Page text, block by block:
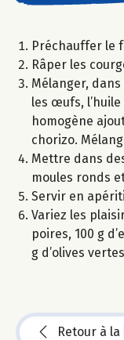
Préchauffer le
Râper les
Mélanger,
les œufs, l’huile
homogène
chorizo.
Mettre dans
moules ronds
Servir en
Variez les
poires, 100 g
g d’olives
Retour à la